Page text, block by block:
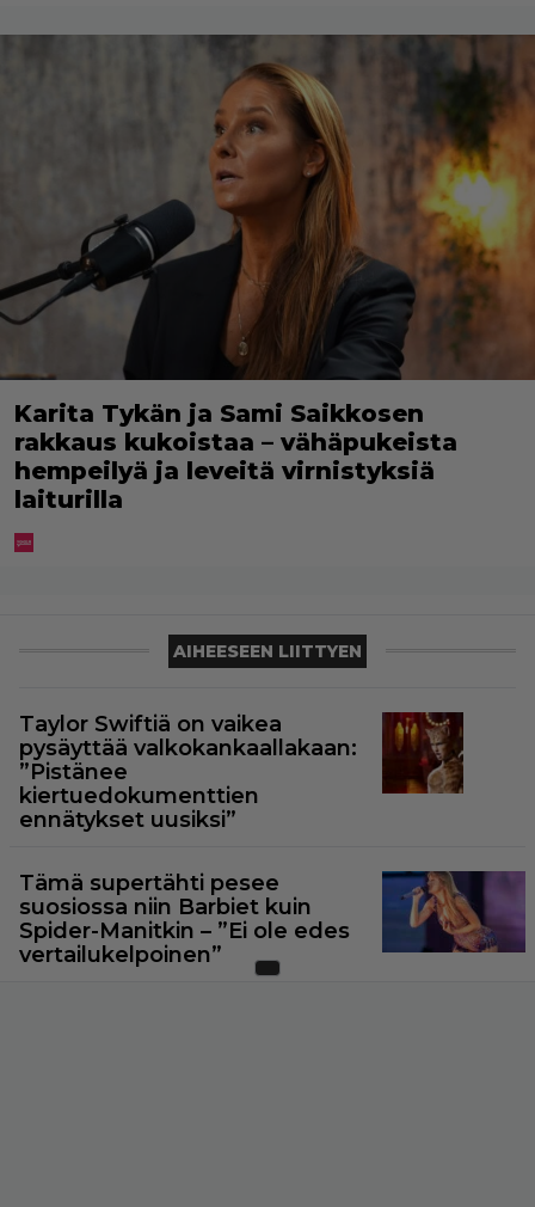
Karita Tykän ja Sami Saikkosen
rakkaus kukoistaa – vähäpukeista
hempeilyä ja leveitä virnistyksiä
laiturilla
AIHEESEEN LIITTYEN
Taylor Swiftiä on vaikea
pysäyttää valkokankaallakaan:
”Pistänee
kiertuedokumenttien
ennätykset uusiksi”
Tämä supertähti pesee
suosiossa niin Barbiet kuin
Spider-Manitkin – ”Ei ole edes
vertailukelpoinen”